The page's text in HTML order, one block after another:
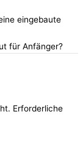
eingebaute
für Anfänger?
Erforderliche